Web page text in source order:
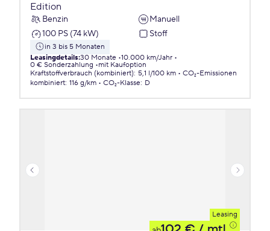
Edition
Benzin
Manuell
100 PS (74 kW)
Stoff
in 3 bis 5 Monaten
Leasingdetails:30 Monate 10.000 km/Jahr
0 € Sonderzahlung
mit Kaufoption
Kraftstoffverbrauch (kombiniert): 5,1 l/100 km
CO₂-Emissionen
kombiniert: 116 g/km CO₂-Klasse: D
Leasing